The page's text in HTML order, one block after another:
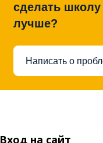
сделать школу
лучше?
Написать о
Вход на сайт